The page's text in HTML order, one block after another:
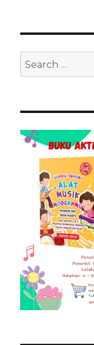
Search
for: